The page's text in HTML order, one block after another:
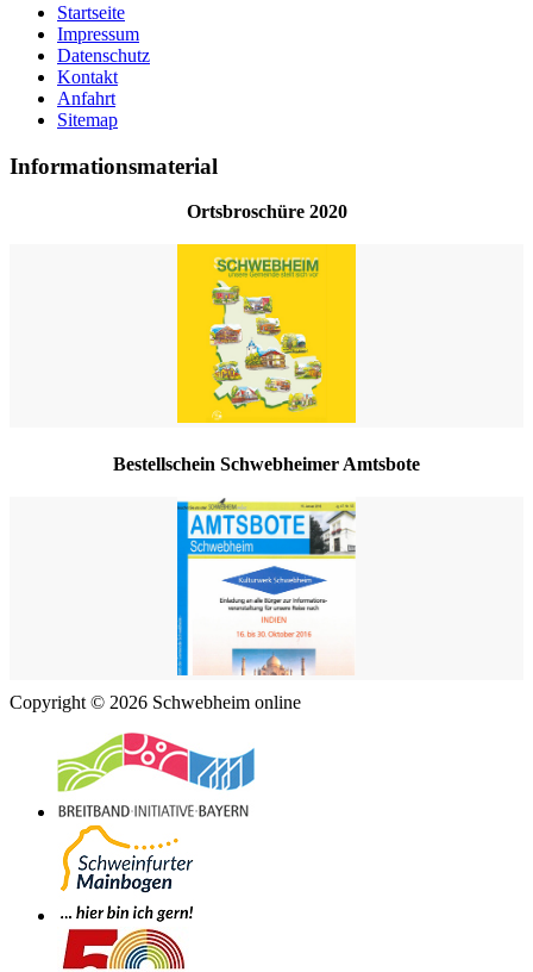
Startseite
Impressum
Datenschutz
Kontakt
Anfahrt
Sitemap
Informationsmaterial
Ortsbroschüre 2020
Bestellschein Schwebheimer Amtsbote
Copyright © 2026 Schwebheim online